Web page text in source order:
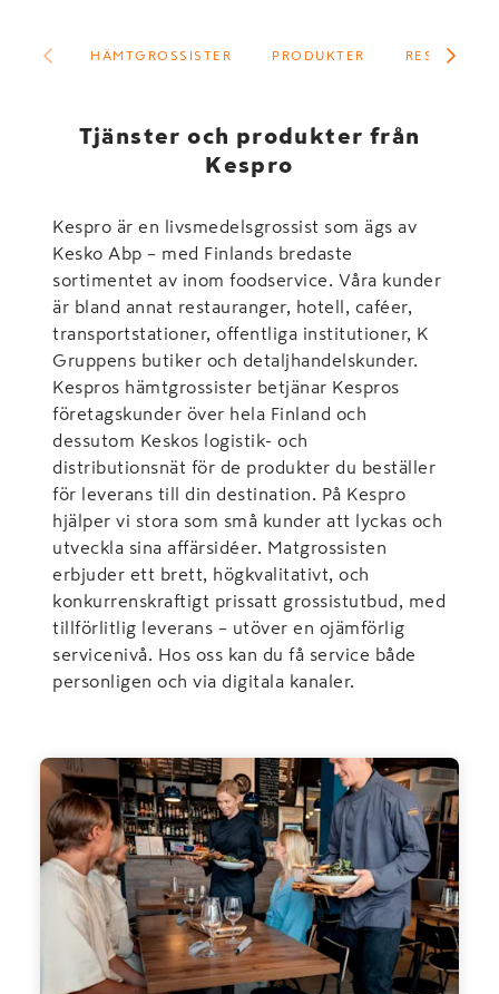
HÄMTGROSSISTER PRODUKTER
Tjänster och produkter från
Kespro
Kespro är en livsmedelsgrossist som ägs av
Kesko Abp – med Finlands bredaste
sortimentet av inom foodservice. Våra kunder
är bland annat restauranger, hotell, caféer,
transportstationer, offentliga institutioner, K
Gruppens butiker och detaljhandelskunder.
Kespros hämtgrossister betjänar Kespros
företagskunder över hela Finland och
dessutom Keskos logistik- och
distributionsnät för de produkter du beställer
för leverans till din destination. På Kespro
hjälper vi stora som små kunder att lyckas och
utveckla sina affärsidéer. Matgrossisten
erbjuder ett brett, högkvalitativt, och
konkurrenskraftigt prissatt grossistutbud, med
tillförlitlig leverans – utöver en ojämförlig
servicenivå. Hos oss kan du få service både
personligen och via digitala kanaler.